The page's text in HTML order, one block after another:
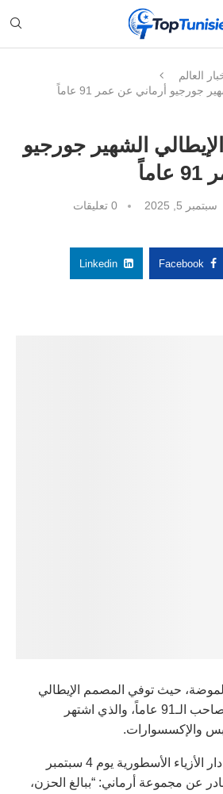
العالم
جورجيو أرماني عن عمر 91 عاماً
الشهير جورجيو
سبتمبر 5, 2025
0 تعليقات
Facebook
Linkedin
حيث توفي المصمم الإيطالي
البارز جورجيو أرماني، صاحب الـ91 عاماً، والذي اشتهر
والإكسسوارات.
أُعلن عن وفاة مؤسس دار الأزياء الأسطورية يوم 4 سبتمبر
صادر عن مجموعة أرماني: “ببالغ الحزن،